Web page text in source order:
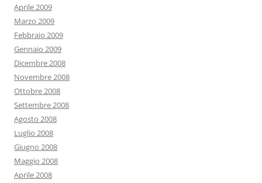
Aprile 2009
Marzo 2009
Febbraio 2009
Gennaio 2009
Dicembre 2008
Novembre 2008
Ottobre 2008
Settembre 2008
Agosto 2008
Luglio 2008
Giugno 2008
Maggio 2008
Aprile 2008